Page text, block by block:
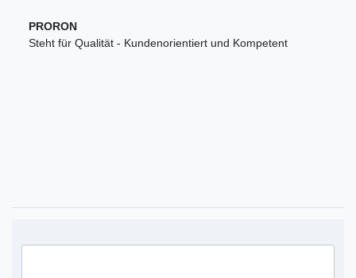
PRORON
Steht für Qualität - Kundenorientiert und Kompetent